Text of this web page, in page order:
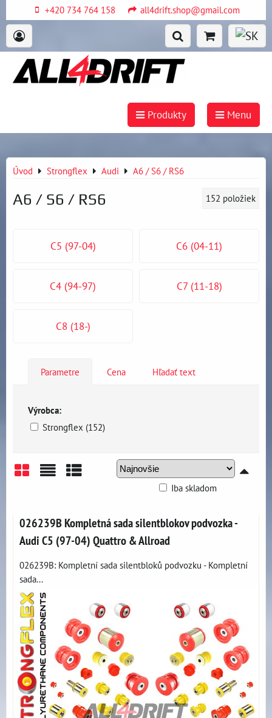
+420 734 764 158 all4drift.shop@gmail.com
Produkty Menu
Úvod Strongflex Audi A6 / S6 / RS6
A6 / S6 / RS6 152 položiek
C5 (97-04) C6 (04-11)
C4 (94-97) C7 (11-18)
C8 (18-)
Parametre Cena Hľadať text
Výrobca:
Strongflex (152)
Iba skladom
026239B Kompletná sada silentblokov podvozka -
Audi C5 (97-04) Quattro & Allroad
026239B: Kompletní sada silentbloků podvozku - Kompletní
sada...